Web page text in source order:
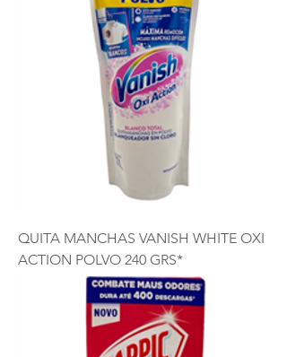
QUITA MANCHAS VANISH WHITE OXI
ACTION POLVO 240 GRS*